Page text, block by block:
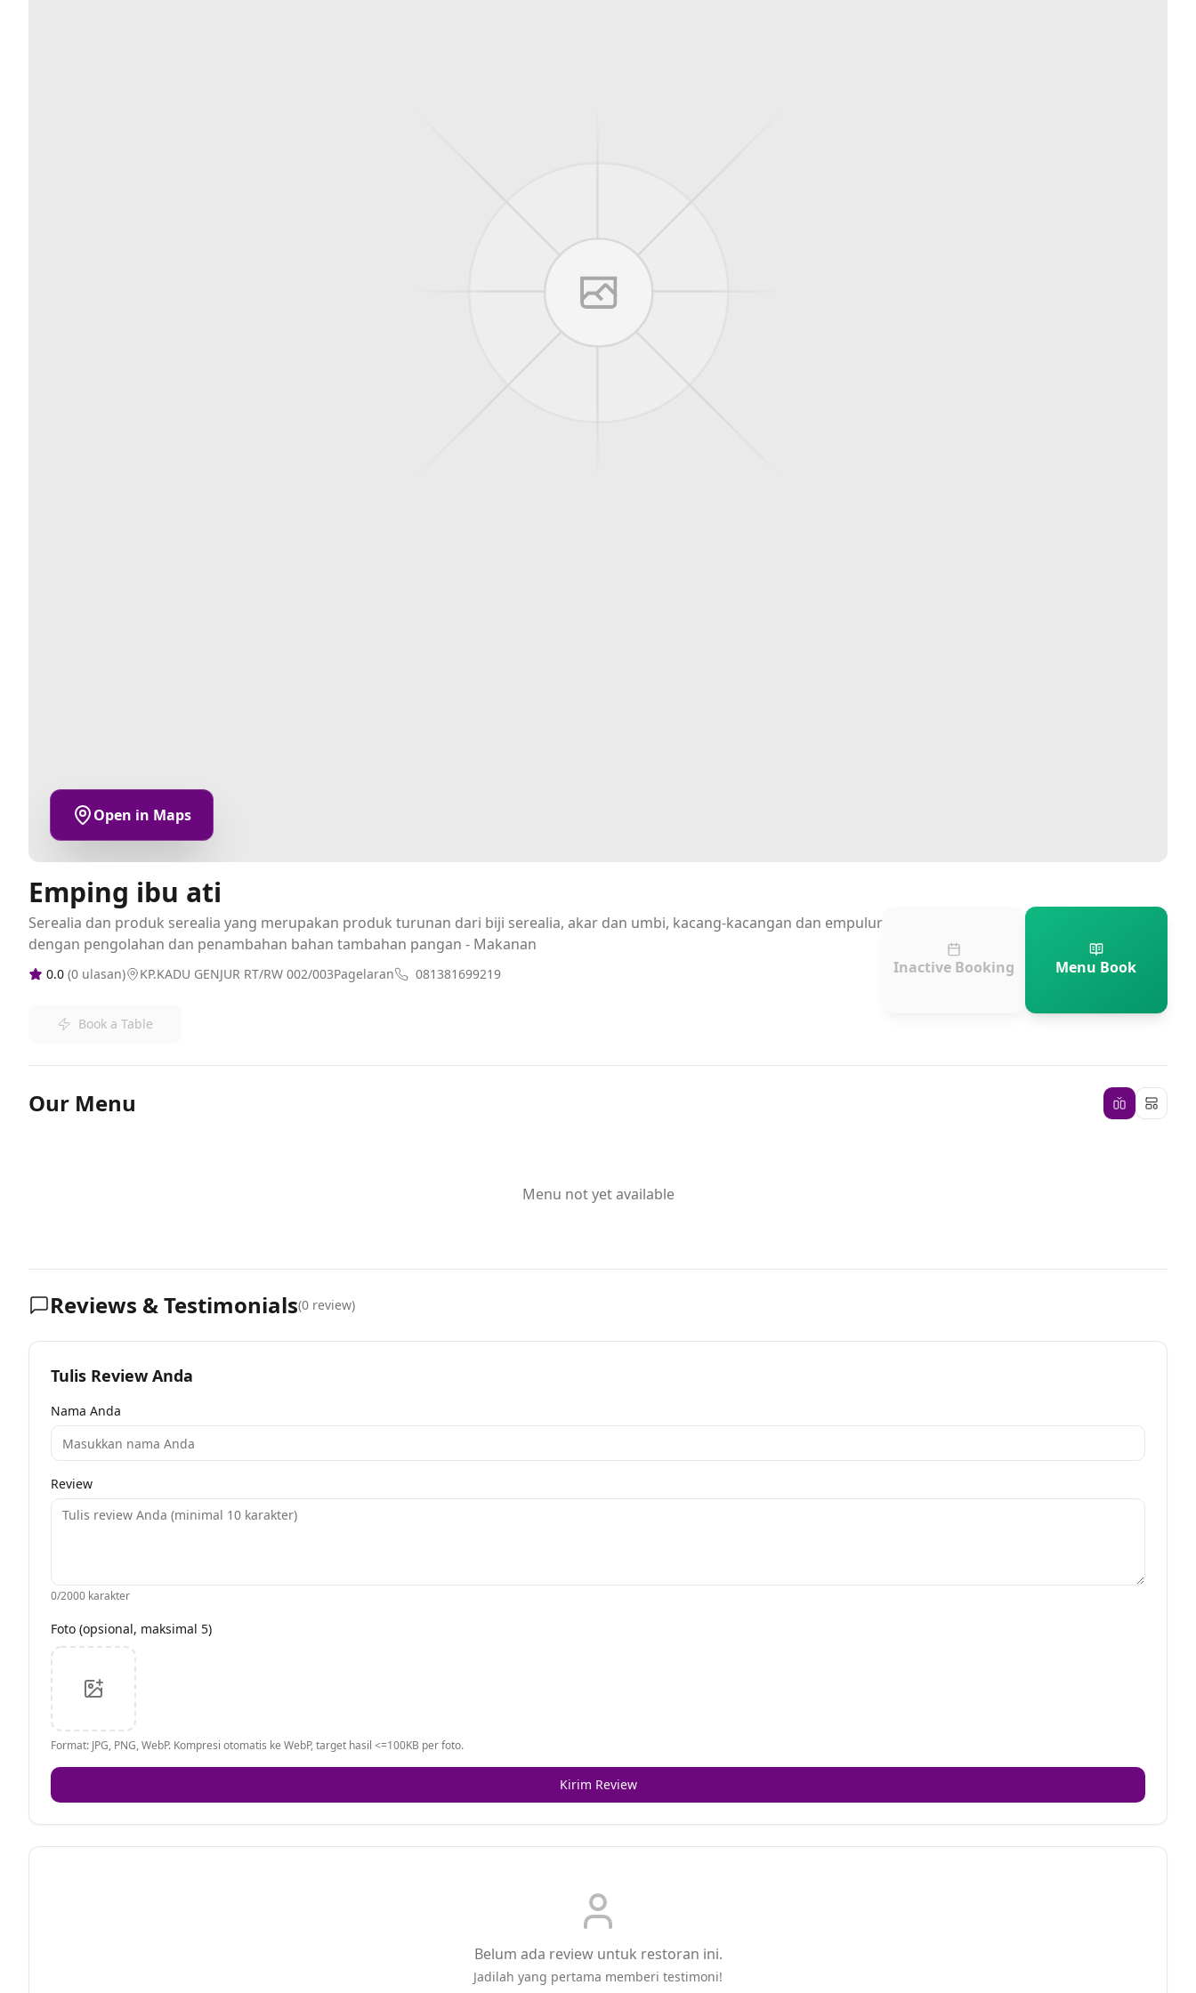
Open in Maps
Emping ibu ati
Serealia dan produk serealia yang merupakan produk turunan dari biji serealia, akar dan umbi, kacang-kacangan dan empulur
dengan pengolahan dan penambahan bahan tambahan pangan - Makanan
0.0 (0 ulasan) KP.KADU GENJUR RT/RW 002/003Pagelaran 081381699219
Book a Table
Inactive Booking Menu Book
Our Menu
Menu not yet available
Reviews & Testimonials(0 review)
Tulis Review Anda
Nama Anda
Review
0/2000 karakter
Foto (opsional, maksimal 5)
Format: JPG, PNG, WebP. Kompresi otomatis ke WebP, target hasil <=100KB per foto.
Kirim Review
Belum ada review untuk restoran ini.
Jadilah yang pertama memberi testimoni!